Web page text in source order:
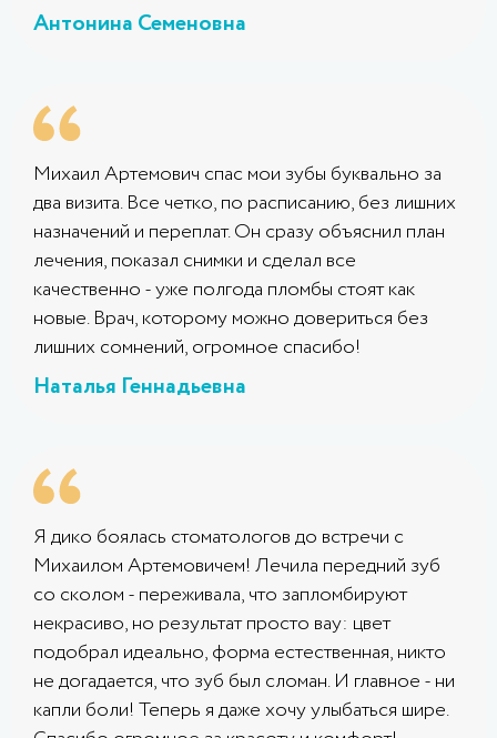
Антонина Семеновна
Михаил Артемович спас мои зубы буквально за
два визита. Все четко, по расписанию, без лишних
назначений и переплат. Он сразу объяснил план
лечения, показал снимки и сделал все
качественно - уже полгода пломбы стоят как
новые. Врач, которому можно довериться без
лишних сомнений, огромное спасибо!
Наталья Геннадьевна
Я дико боялась стоматологов до встречи с
Михаилом Артемовичем! Лечила передний зуб
со сколом - переживала, что запломбируют
некрасиво, но результат просто вау: цвет
подобрал идеально, форма естественная, никто
не догадается, что зуб был сломан. И главное - ни
капли боли! Теперь я даже хочу улыбаться шире.